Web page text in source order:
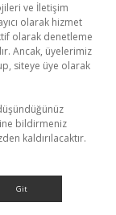
ve İletişim
olarak hizmet
olarak denetleme
Ancak, üyelerimiz
siteye üye olarak
bildirmeniz
kaldırılacaktır.